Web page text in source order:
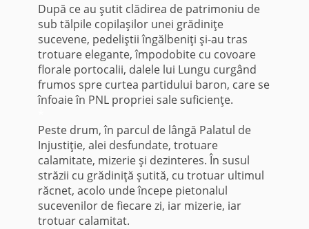
După ce au şutit clădirea de patrimoniu de
sub tălpile copilaşilor unei grădiniţe
sucevene, pedeliştii îngălbeniţi şi-au tras
trotuare elegante, împodobite cu covoare
florale portocalii, dalele lui Lungu curgând
frumos spre curtea partidului baron, care se
înfoaie în PNL propriei sale suficienţe.
Peste drum, în parcul de lângă Palatul de
Injustiţie, alei desfundate, trotuare
calamitate, mizerie şi dezinteres. În susul
străzii cu grădiniţă şutită, cu trotuar ultimul
răcnet, acolo unde începe pietonalul
sucevenilor de fiecare zi, iar mizerie, iar
trotuar calamitat.